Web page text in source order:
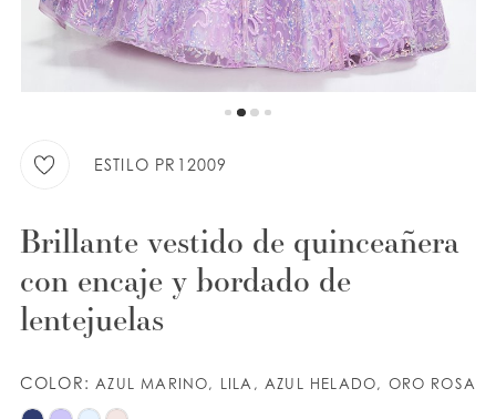
LISTA DE DESEOS
10
ESTILO PR12009
Brillante vestido de quinceañera
con encaje y bordado de
lentejuelas
COLOR: AZUL MARINO, LILA, AZUL HELADO, ORO ROSA